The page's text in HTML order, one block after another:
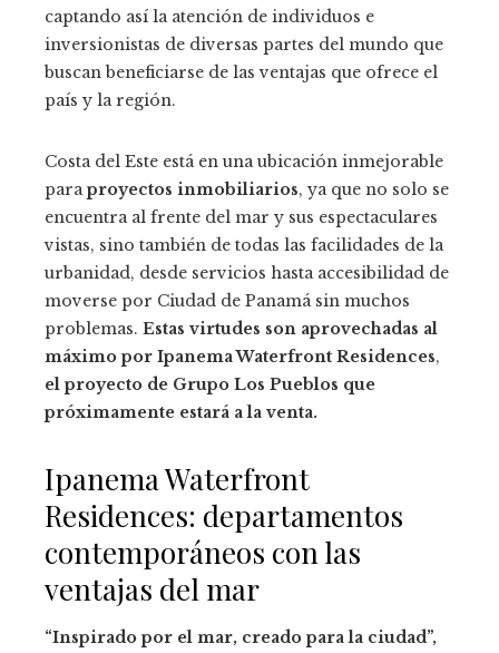
captando así la atención de individuos e
inversionistas de diversas partes del mundo que
buscan beneficiarse de las ventajas que ofrece el
país y la región.
Costa del Este está en una ubicación inmejorable
paraproyectos inmobiliarios, ya que no solo se
encuentra al frente del mar y sus espectaculares
vistas, sino también de todas las facilidades de la
urbanidad, desde servicios hasta accesibilidad de
moverse por Ciudad de Panamá sin muchos
problemas. Estas virtudes son aprovechadas al
máximo por Ipanema Waterfront Residences,
el proyecto de Grupo Los Pueblos que
próximamente estará a la venta.
Ipanema Waterfront
Residences: departamentos
contemporáneos con las
ventajas del mar
“Inspirado por el mar, creado para la ciudad”,